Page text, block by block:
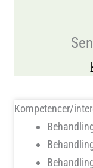
Kompetencer/